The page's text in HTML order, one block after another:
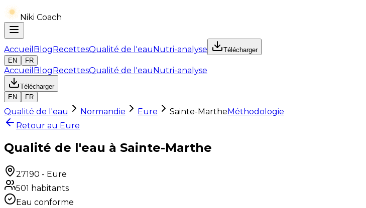
Niki Coach
Accueil BlogRecettesQualité de l'eauNutri-analyse
Télécharger
EN
FR
Accueil BlogRecettesQualité de l'eauNutri-analyse
Télécharger
EN
FR
Qualité de l'eau Normandie Eure Sainte-MartheMéthodologie
Retour au Eure
Qualité de l'eau à Sainte-Marthe
27190 - Eure
501 habitants
Eau conforme